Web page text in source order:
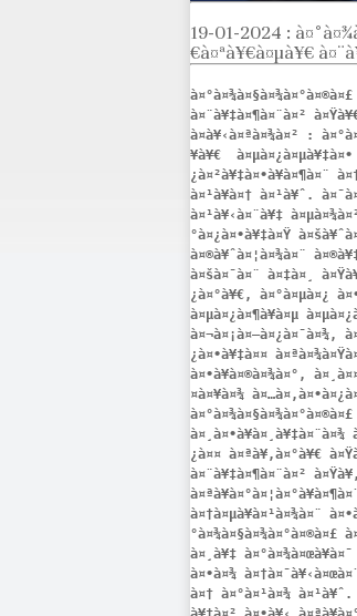
19-01-2024 :
€à¤ªà¥€à¤µà¥€
à¤¨à¥‡à¤¶à¤¨à¤²
à¤­à¥‹à¤ªà¤¾à¤² :
¥à¥€  à¤µà¤¿à¤µà¥‡à¤•
¿à¤²à¥‡à¤•à¥à¤¶à¤¨
à¤¹à¥à¤† à¤¹à¥ˆ.
à¤¹à¥‹à¤¨à¥‡
°à¤¿à¤•à¥‡à¤Ÿ
à¤®à¥ˆà¤¦à¤¾à¤¨
à¤šà¤¯à¤¨ à¤‡à¤¸
¿à¤°à¥€, à¤°à¤µà¤¿
à¤µà¤¿à¤¶à¥à¤µ
à¤¬à¤¡à¤—à¤¿à¤¯à¤¾,
¿à¤•à¥‡à¤¤
à¤•à¥à¤®à¤¾à¤°,
¤à¤¥à¤¾
à¤¸à¤•à¥à¤¸à¥‡à¤¨à¤¾
¿à¤¤ à¤ªà¥‚à¤°à¥€
à¤¨à¥‡à¤¶à¤¨à¤²
à¤†à¤µà¥à¤¹à¤¾à¤¨
°à¤¾à¤§à¤¾à¤°à¤®à¤£
à¤¸à¥‡
à¤•à¤¾
à¤† à¤°à¤¹à¤¾ à¤¹à¥ˆ.